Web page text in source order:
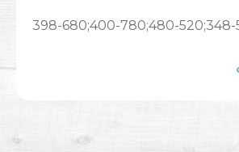
398-680;400-780;480-520;348-